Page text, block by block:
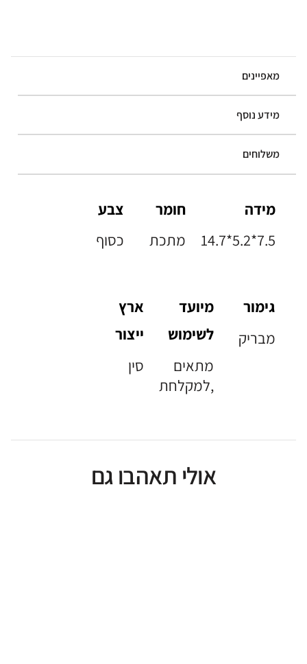
מאפיינים
מידע נוסף
משלוחים
מידה
14.7*5.2*7.5
חומר
מתכת
צבע
כסוף
גימור
מבריק
מיועד
לשימוש
מתאים
למקלחת,
ארץ
ייצור
סין
אולי תאהבו גם